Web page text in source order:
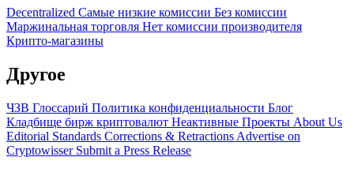
Decentralized Самые низкие комиссии Без комиссии
Маржинальная торговля Нет комиссии производителя
Крипто-магазины
Другое
ЧЗВ Глоссарий Политика конфиденциальности Блог
Кладбище бирж криптовалют Неактивные Проекты About Us
Editorial Standards Corrections & Retractions Advertise on
Cryptowisser Submit a Press Release